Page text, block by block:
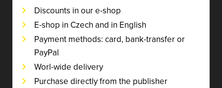
Discounts in our e-shop
E-shop in Czech and in English
Payment methods: card, bank-transfer or
PayPal
Worl-wide delivery
Purchase directly from the publisher